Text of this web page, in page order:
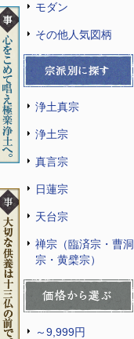
モダン
その他人気図柄
浄土真宗
浄土宗
真言宗
日蓮宗
天台宗
禅宗（臨済宗・曹洞
宗・黄檗宗）
～9,999円